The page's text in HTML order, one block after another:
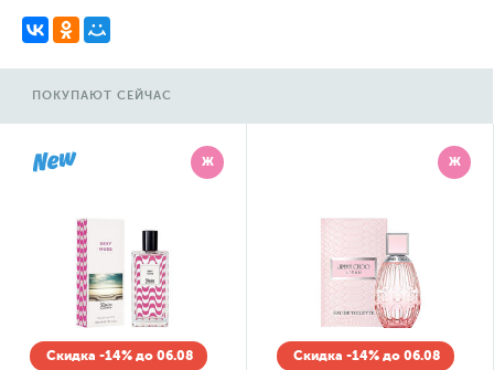
ПОКУПАЮТ СЕЙЧАС
Ж
Скидка -14% до 06.08
Ж
Скидка -14% до 06.08